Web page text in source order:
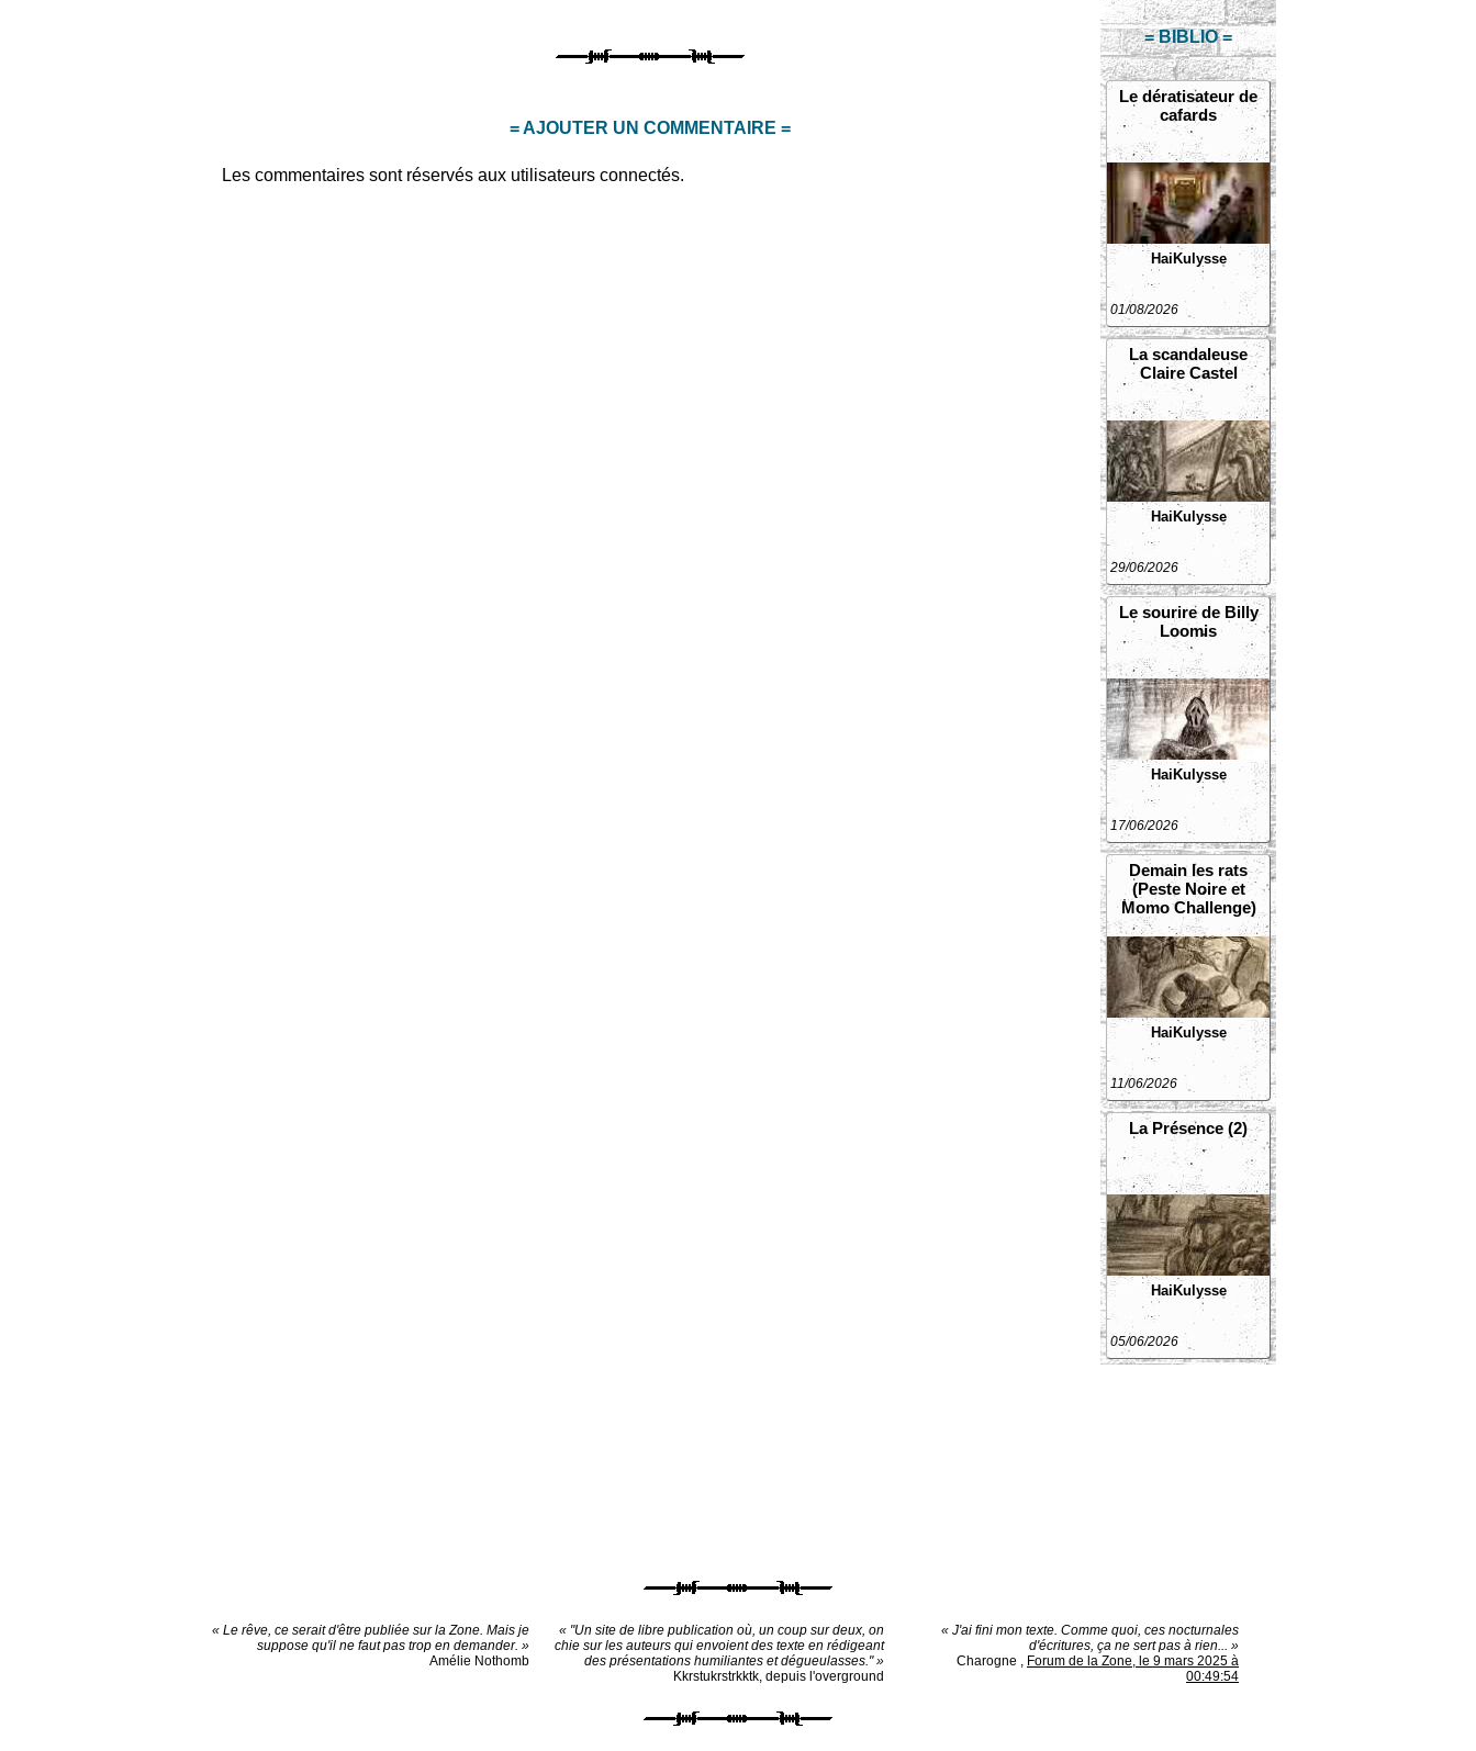
= BIBLIO =
Le dératisateur de
cafards
HaiKulysse
01/08/2026
La scandaleuse
Claire Castel
HaiKulysse
29/06/2026
Le sourire de Billy
Loomis
HaiKulysse
17/06/2026
Demain les rats
(Peste Noire et
Momo Challenge)
HaiKulysse
11/06/2026
La Présence (2)
HaiKulysse
05/06/2026
= AJOUTER UN COMMENTAIRE =
Les commentaires sont réservés aux utilisateurs connectés.
« Le rêve, ce serait d'être publiée sur la Zone. Mais je
suppose qu'il ne faut pas trop en demander. »
Amélie Nothomb
« "Un site de libre publication où, un coup sur deux, on
chie sur les auteurs qui envoient des texte en rédigeant
des présentations humiliantes et dégueulasses." »
Kkrstukrstrkktk, depuis l'overground
« J'ai fini mon texte. Comme quoi, ces nocturnales
d'écritures, ça ne sert pas à rien... »
Charogne , Forum de la Zone, le 9 mars 2025 à
00:49:54